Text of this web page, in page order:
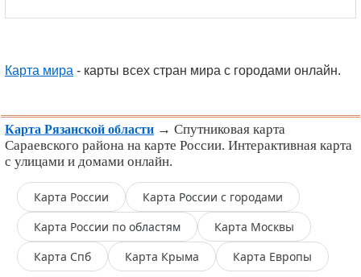
Карта мира - карты всех стран мира с городами онлайн.
Карта Рязанской области → Спутниковая карта
Сараевского района на карте России. Интерактивная карта
с улицами и домами онлайн.
Карта России
Карта России с городами
Карта России по областям
Карта Москвы
Карта Спб
Карта Крыма Карта Европы